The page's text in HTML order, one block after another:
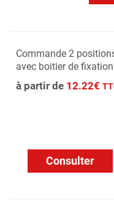
Commande 2
avec boitier de fixation
à partir de 12.22€
Consulter